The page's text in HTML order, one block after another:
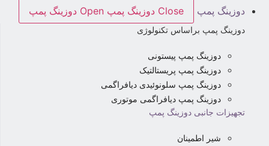
دوزینگ پمپ
Close دوزینگ پمپ Open دوزینگ پمپ
دوزینگ پمپ براساس تکنولوژی
دوزینگ پمپ پیستونی
دوزینگ پمپ پریستالتیک
دوزینگ پمپ سلونوئیدی دیافراگمی
دوزینگ پمپ دیافراگمی موتوری
تجهیزات جانبی دوزینگ پمپ
شیر اطمینان